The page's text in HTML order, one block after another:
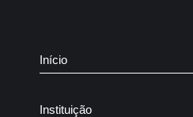
Início
Instituição